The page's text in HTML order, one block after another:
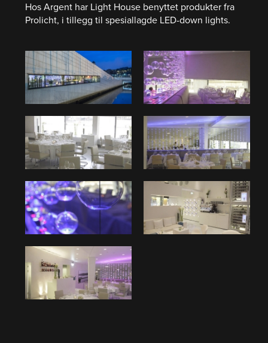
Hos Argent har Light House benyttet produkter fra
Prolicht, i tillegg til spesiallagde LED-down lights.